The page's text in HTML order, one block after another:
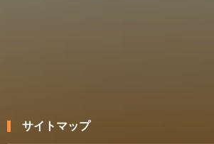
サイトマップ